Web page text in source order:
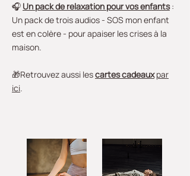
🎧 Un pack de relaxation pour vos enfants:
Un pack de trois audios - SOS mon enfant
est en colère - pour apaiser les crises à la
maison.
🎁Retrouvez aussi lescartes cadeaux par
ici.